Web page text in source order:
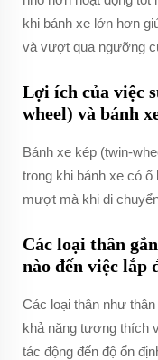
khi bánh xe lớn hơn
và vượt qua ngưỡng
Lợi ích của việc
wheel) và bánh
Bánh xe kép (twin-
trong khi bánh xe có
mượt mà khi di
Các loại thân
nào đến việc lắp
Các loại thân như
khả năng tương thích
tác động đến độ ổn